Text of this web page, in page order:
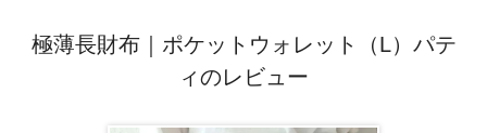
極薄長財布｜ポケットウォレット（L）パテ
ィのレビュー